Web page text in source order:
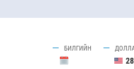
БИЛГИЙН